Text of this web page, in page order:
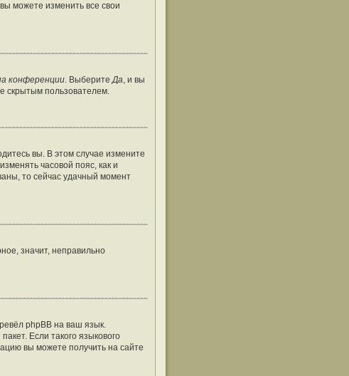
можете изменить все свои
конференции. ВыберитеДа, и вы
скрытым пользователем.
вы. В этом случае измените
часовой пояс, как и
то сейчас удачный момент
значит, неправильно
phpBB на ваш язык.
Если такого языкового
вы можете получить на сайте